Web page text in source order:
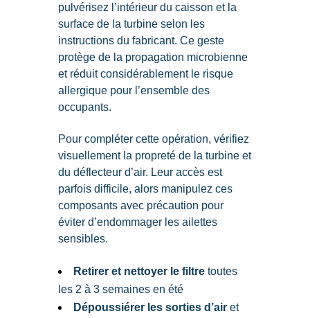
pulvérisez l’intérieur du caisson et la
surface de la turbine selon les
instructions du fabricant. Ce geste
protège de la propagation microbienne
et réduit considérablement le risque
allergique pour l’ensemble des
occupants.
Pour compléter cette opération, vérifiez
visuellement la propreté de la turbine et
du déflecteur d’air. Leur accès est
parfois difficile, alors manipulez ces
composants avec précaution pour
éviter d’endommager les ailettes
sensibles.
Retirer et nettoyer le filtre toutes
les 2 à 3 semaines en été
Dépoussiérer les sorties d’air et